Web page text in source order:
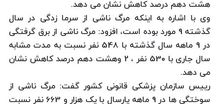
هشت دهم درصد کاهش نشان می دهد.
وی با اشاره به اینکه مرگ ناشی از سرما زدگی در سال
گذشته 9 مورد بوده است، افزود: مرگ ناشی از برق گرفتگی
در 9 ماهه سال گذشته با 548 نفر نسبت به مدت مشابه
سال جاری با 530 نفر ، 2 وهشت دهم درصد کاهش نشان
می دهد.
رییس سازمان پزشکی قانونی کشور گفت: مرگ ناشی از
سوختگی ها در 9 ماهه پارسال با یک هزار و 663 نفر نسبت